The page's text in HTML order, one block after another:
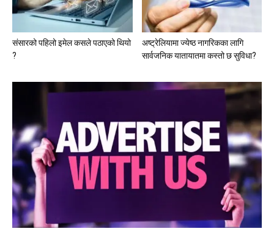
संसारको पहिलो इमेल कसले पठाएको थियो
?
अष्ट्रेलियामा ज्येष्ठ नागरिकका लागि
सार्वजनिक यातायातमा कस्तो छ सुविधा?